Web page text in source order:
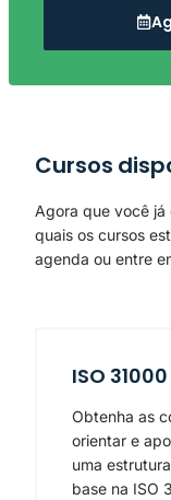
Cursos
Agora que você já
quais os cursos
agenda ou entre
ISO
Obtenha as
orientar e
uma
base na ISO